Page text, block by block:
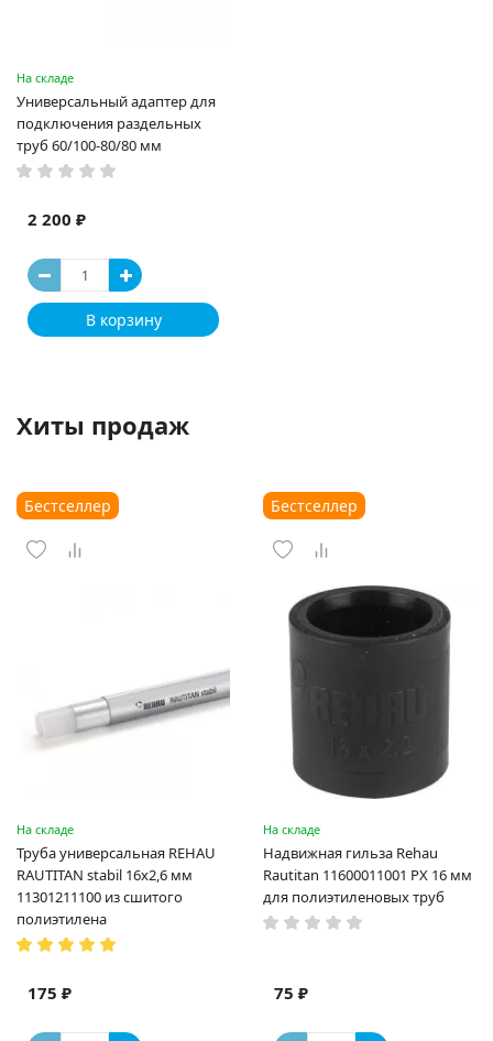
На складе
Универсальный адаптер для
подключения раздельных
труб 60/100-80/80 мм
2 200 ₽
В корзину
Хиты продаж
Бестселлер
На складе
Труба универсальная REHAU
RAUTITAN stabil 16х2,6 мм
11301211100 из сшитого
полиэтилена
175 ₽
Бестселлер
На складе
Надвижная гильза Rehau
Rautitan 11600011001 PX 16 мм
для полиэтиленовых труб
75 ₽